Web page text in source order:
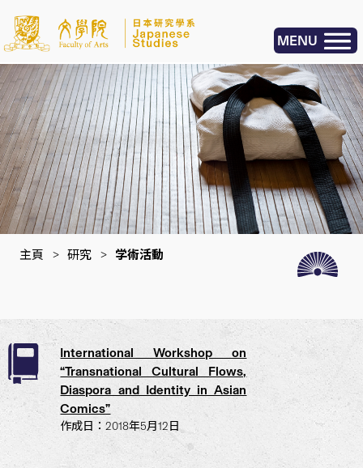
MENU
主頁 > 研究 > 学術活動
International Workshop on
“Transnational Cultural Flows,
Diaspora and Identity in Asian
Comics”
作成日：2018年5月12日